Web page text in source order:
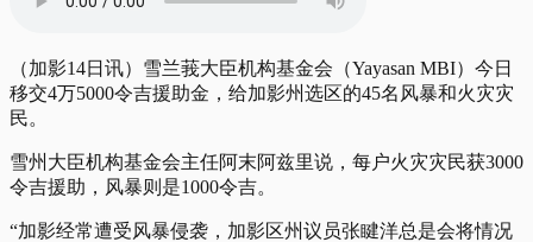
（加影14日讯）雪兰莪大臣机构基金会（Yayasan MBI）今日
移交4万5000令吉援助金，给加影州选区的45名风暴和火灾灾
民。
雪州大臣机构基金会主任阿末阿兹里说，每户火灾灾民获3000
令吉援助，风暴则是1000令吉。
“加影经常遭受风暴侵袭，加影区州议员张睷洋总是会将情况